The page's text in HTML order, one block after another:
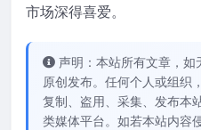
市场深得喜爱。
声明：本站所有文章，
原创发布。任何个人或组织
复制、盗用、采集、发布本
类媒体平台。如若本站内容